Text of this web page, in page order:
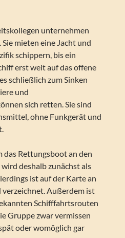
unternehmen
Sie mieten eine Jacht und
schippern, bis ein
erst weit auf das offene
schließlich zum Sinken
und
sich retten. Sie sind
ohne Funkgerät und
das Rettungsboot an den
deshalb zunächst als
ist auf der Karte an
verzeichnet. Außerdem ist
Schifffahrtsrouten
Gruppe zwar vermissen
oder womöglich gar